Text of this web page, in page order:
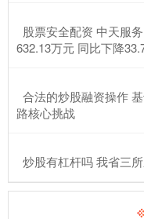
股票安全配资 中天服
632.13万元 同比下降
合法的炒股融资操作
路核心挑战
炒股有杠杆吗 我省三